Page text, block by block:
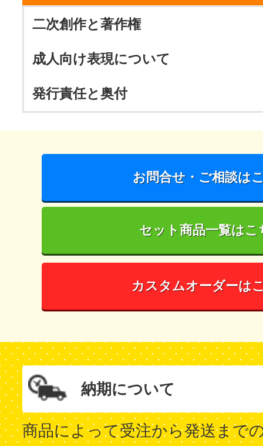
二次創作と著作権
成人向け表現について
発行責任と奥付
お問合せ・ご相談は
セット商品一覧はこ
カスタムオーダーは
納期について
商品によって受注から発送まで